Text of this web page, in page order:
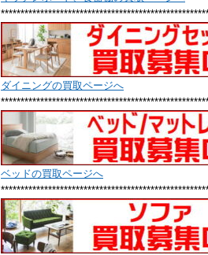
ダイニングの買取ページへ
ベッドの買取ページへ